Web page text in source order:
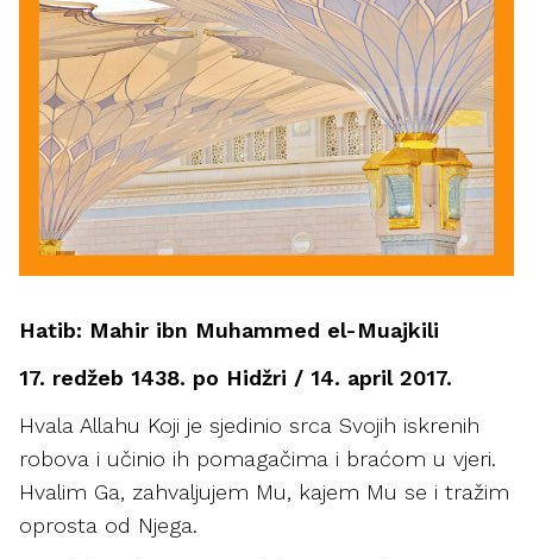
Hatib: Mahir ibn Muhammed el-Muajkili
17. redžeb 1438. po Hidžri / 14. april 2017.
Hvala Allahu Koji je sjedinio srca Svojih iskrenih
robova i učinio ih pomagačima i braćom u vjeri.
Hvalim Ga, zahvaljujem Mu, kajem Mu se i tražim
oprosta od Njega.